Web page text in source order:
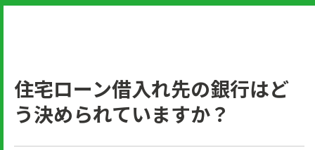
住宅ローン借入れ先の銀行はど
う決められていますか？